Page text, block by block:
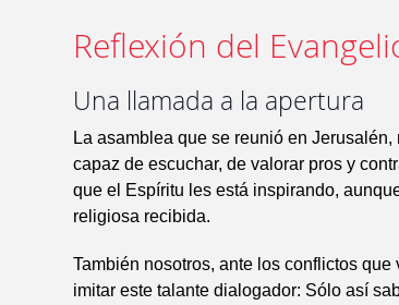
Reflexión del
Una llamada a la apertura
La asamblea que se reunió en
capaz de escuchar, de valorar pros y
que el Espíritu les está inspirando,
religiosa recibida.
También nosotros, ante los conflictos
imitar este talante dialogador: Sólo así